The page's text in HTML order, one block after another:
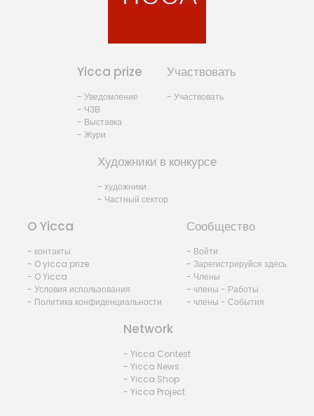
Yicca prize
- Уведомление
- ЧЗВ
- Выставка
- Жури
Участвовать
- Участвовать
Художники в конкурсе
- художники
- Частный сектор
O Yicca
- контакты
- O yicca prize
- O Yicca
- Условия использования
- Политика конфиденциальности
Сообщество
- Войти
- Зарегистрируйся здесь
- Члены
- члены - Работы
- члены - События
Network
- Yicca Contest
- Yicca News
- Yicca Shop
- Yicca Project